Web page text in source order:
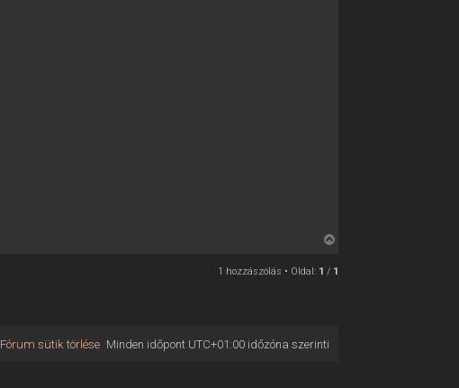
s
1 hozzászólás • Oldal: 1 / 1
Minden időpont UTC+01:00időzóna szerinti
Fórum sütik törlése